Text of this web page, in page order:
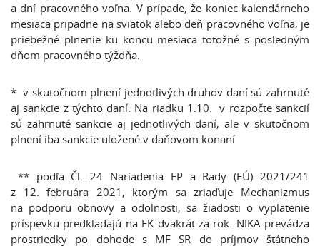
a dní pracovného voľna. V prípade, že koniec kalendárneho
mesiaca pripadne na sviatok alebo deň pracovného voľna, je
priebežné plnenie ku koncu mesiaca totožné s posledným
dňom pracovného týždňa.
* v skutočnom plnení jednotlivých druhov daní sú zahrnuté
aj sankcie z týchto daní. Na riadku 1.10. v rozpočte sankcií
sú zahrnuté sankcie aj jednotlivých daní, ale v skutočnom
plnení iba sankcie uložené v daňovom konaní
** podľa Čl. 24 Nariadenia EP a Rady (EÚ) 2021/241
z 12. februára 2021, ktorým sa zriaďuje Mechanizmus
na podporu obnovy a odolnosti, sa žiadosti o vyplatenie
príspevku predkladajú na EK dvakrát za rok. NIKA prevádza
prostriedky po dohode s MF SR do príjmov štátneho